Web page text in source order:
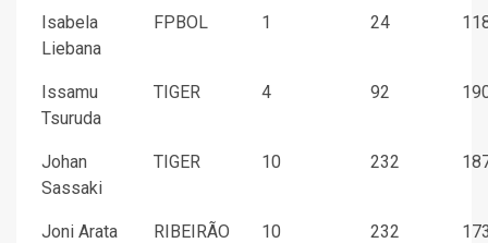
Isabela
Liebana
FPBOL 1 24
Issamu
Tsuruda
TIGER 4 92
Johan
Sassaki
TIGER 10 232
Joni Arata RIBEIRÃO 10 232